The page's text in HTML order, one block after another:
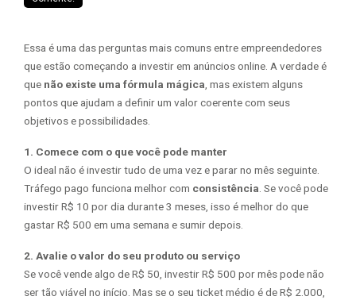
Essa é uma das perguntas mais comuns entre empreendedores
que estão começando a investir em anúncios online. A verdade é
que não existe uma fórmula mágica , mas existem alguns
pontos que ajudam a definir um valor coerente com seus
objetivos e possibilidades.
1. Comece com o que você pode manter
O ideal não é investir tudo de uma vez e parar no mês seguinte.
Tráfego pago funciona melhor com consistência . Se você pode
investir R$ 10 por dia durante 3 meses, isso é melhor do que
gastar R$ 500 em uma semana e sumir depois.
2. Avalie o valor do seu produto ou serviço
Se você vende algo de R$ 50, investir R$ 500 por mês pode não
ser tão viável no início. Mas se o seu ticket médio é de R$ 2.000,